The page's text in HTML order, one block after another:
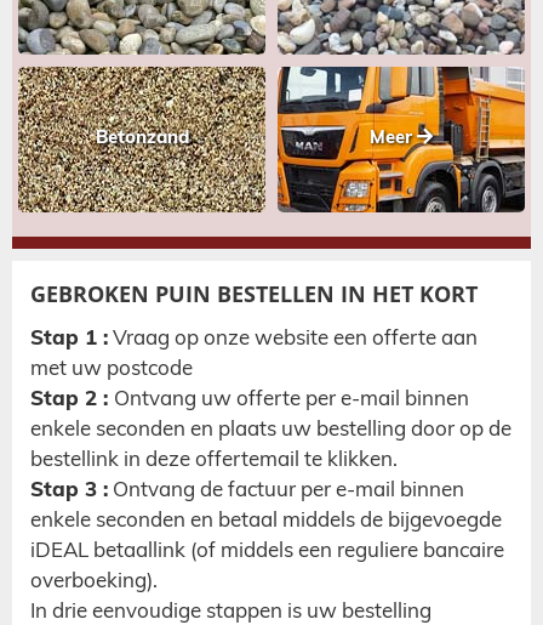
Betonzand Meer
GEBROKEN PUIN BESTELLEN IN HET KORT
Stap 1 :Vraag op onze website een offerte aan
met uw postcode
Stap 2 : Ontvang uw offerte per e-mail binnen
enkele seconden en plaats uw bestelling door op de
bestellink in deze offertemail te klikken.
Stap 3 : Ontvang de factuur per e-mail binnen
enkele seconden en betaal middels de bijgevoegde
iDEAL betaallink (of middels een reguliere bancaire
overboeking).
In drie eenvoudige stappen is uw bestelling